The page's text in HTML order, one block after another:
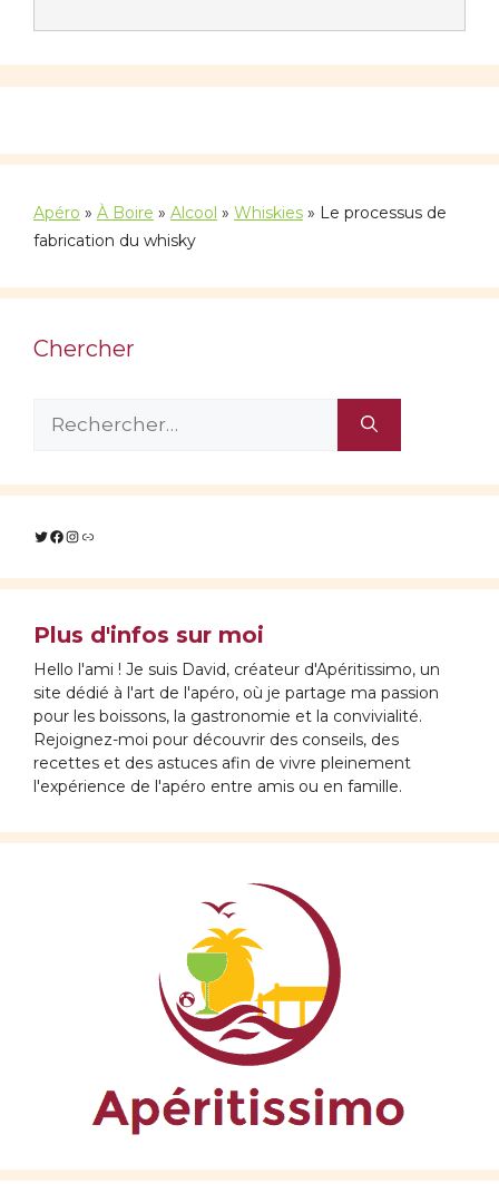
Apéro » À Boire » Alcool » Whiskies » Le processus de
fabrication du whisky
Chercher
Rechercher :
Twitter
Facebook
Instagram
Lien
Plus d'infos sur moi
Hello l'ami ! Je suis David, créateur d'Apéritissimo, un
site dédié à l'art de l'apéro, où je partage ma passion
pour les boissons, la gastronomie et la convivialité.
Rejoignez-moi pour découvrir des conseils, des
recettes et des astuces afin de vivre pleinement
l'expérience de l'apéro entre amis ou en famille.